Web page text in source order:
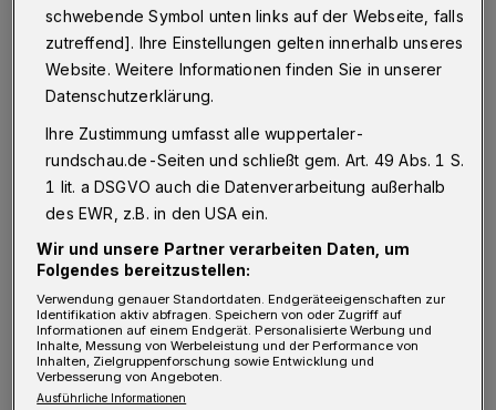
Foto: UniService Transfer
Von Uwe Blass
W ie wurde dieses Gerät im Jahr 1920
entwickelt?
Pfeiffer:Beim Echolot geht es im Prinzip um
die Messung einer Laufzeit. Das heißt, man
sendet ein Signal aus – in dem Fall ist es
schwebende Symbol unten links auf der Webseite, falls
zutreffend]. Ihre Einstellungen gelten innerhalb unseres
Website. Weitere Informationen finden Sie in unserer
Datenschutzerklärung.
Ihre Zustimmung umfasst alle wuppertaler-
rundschau.de-Seiten und schließt gem. Art. 49 Abs. 1 S.
1 lit. a DSGVO auch die Datenverarbeitung außerhalb
des EWR, z.B. in den USA ein.
Wir und unsere Partner verarbeiten Daten, um
Folgendes bereitzustellen:
Verwendung genauer Standortdaten. Endgeräteeigenschaften zur
Identifikation aktiv abfragen. Speichern von oder Zugriff auf
Informationen auf einem Endgerät. Personalisierte Werbung und
Inhalte, Messung von Werbeleistung und der Performance von
Inhalten, Zielgruppenforschung sowie Entwicklung und
Verbesserung von Angeboten.
Ausführliche Informationen